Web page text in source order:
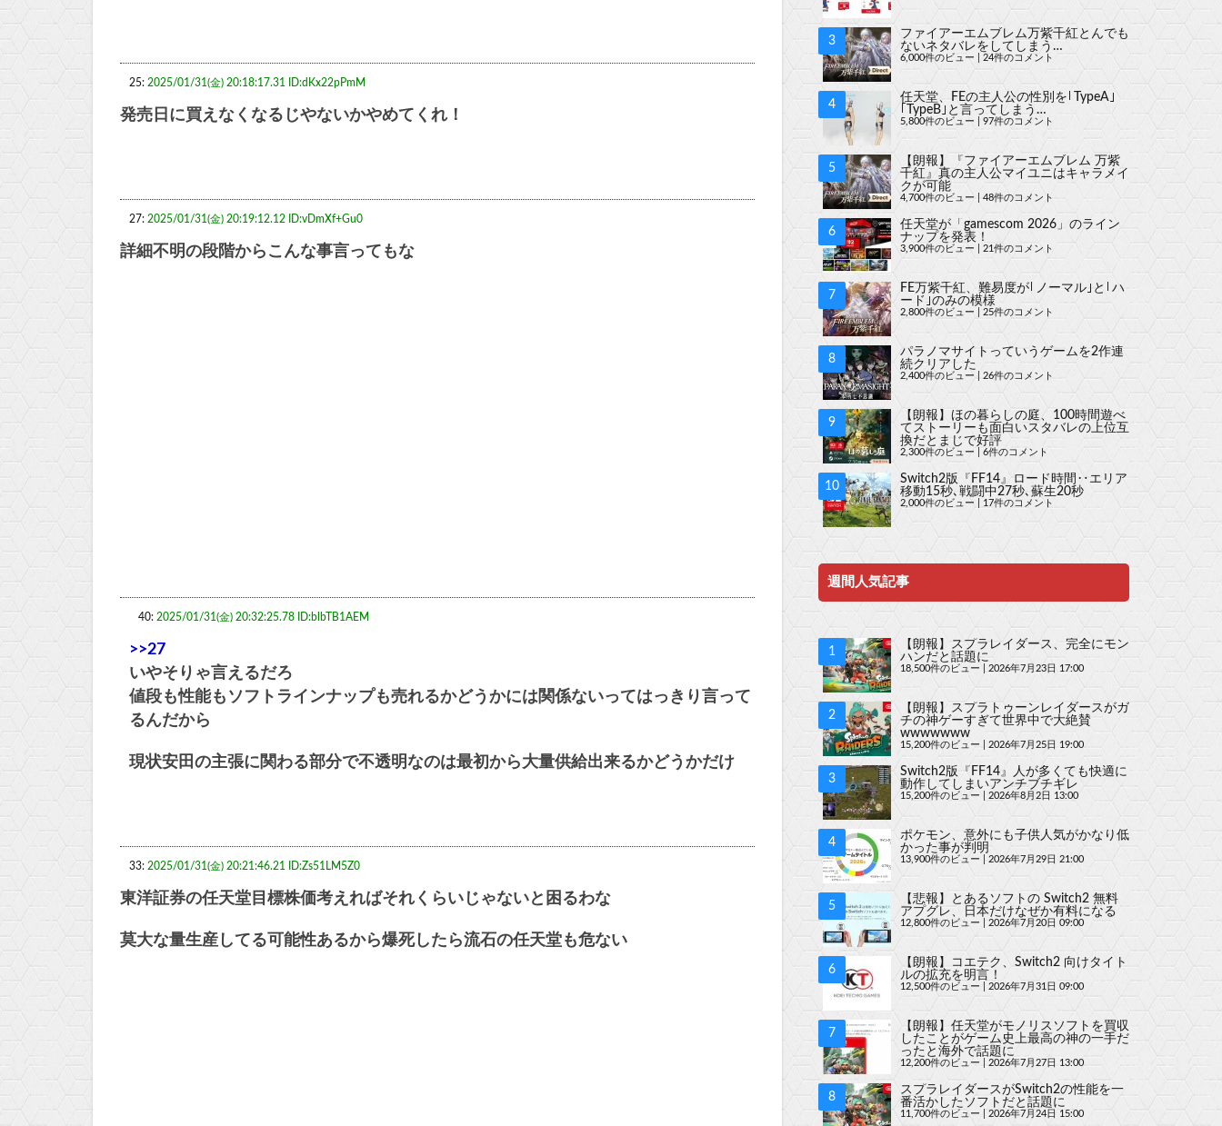
25: 2025/01/31(金) 20:18:17.31 ID:dKx22pPmM
発売日に買えなくなるじやないかやめてくれ！
27: 2025/01/31(金) 20:19:12.12 ID:vDmXf+Gu0
詳細不明の段階からこんな事言ってもな
40: 2025/01/31(金) 20:32:25.78 ID:blbTB1AEM
>>27
いやそりゃ言えるだろ
値段も性能もソフトラインナップも売れるかどうかには関係ないってはっきり言って
るんだから
現状安田の主張に関わる部分で不透明なのは最初から大量供給出来るかどうかだけ
33: 2025/01/31(金) 20:21:46.21 ID:Zs51LM5Z0
東洋証券の任天堂目標株価考えればそれくらいじゃないと困るわな
莫大な量生産してる可能性あるから爆死したら流石の任天堂も危ない
ファイアーエムブレム万紫千紅とんでも
ないネタバレをしてしまう…
6,000件のビュー 24件のコメント
任天堂、FEの主人公の性別を｢TypeA｣
｢TypeB｣と言ってしまう…
5,800件のビュー 97件のコメント
【朗報】『ファイアーエムブレム 万紫
千紅』真の主人公マイユニはキャラメイ
クが可能
4,700件のビュー 48件のコメント
任天堂が「gamescom 2026」のライン
ナップを発表！
3,900件のビュー 21件のコメント
FE万紫千紅、難易度が｢ノーマル｣と｢ハ
ード｣のみの模様
2,800件のビュー 25件のコメント
パラノマサイトっていうゲームを2作連
続クリアした
2,400件のビュー 26件のコメント
【朗報】ほの暮らしの庭、100時間遊べ
てストーリーも面白いスタバレの上位互
換だとまじで好評
2,300件のビュー 6件のコメント
Switch2版『FF14』ロード時間‥エリア
移動15秒､戦闘中27秒､蘇生20秒
2,000件のビュー 17件のコメント
週間人気記事
【朗報】スプラレイダース、完全にモン
ハンだと話題に
18,500件のビュー 2026年7月23日 17:00
【朗報】スプラトゥーンレイダースがガ
チの神ゲーすぎて世界中で大絶賛
wwwwwww
15,200件のビュー 2026年7月25日 19:00
Switch2版『FF14』人が多くても快適に
動作してしまいアンチブチギレ
15,200件のビュー 2026年8月2日 13:00
ポケモン、意外にも子供人気がかなり低
かった事が判明
13,900件のビュー 2026年7月29日 21:00
【悲報】とあるソフトの Switch2 無料
アプグレ、日本だけなぜか有料になる
12,800件のビュー 2026年7月20日 09:00
【朗報】コエテク、Switch2 向けタイト
ルの拡充を明言！
12,500件のビュー 2026年7月31日 09:00
【朗報】任天堂がモノリスソフトを買収
したことがゲーム史上最高の神の一手だ
ったと海外で話題に
12,200件のビュー 2026年7月27日 13:00
スプラレイダースがSwitch2の性能を一
番活かしたソフトだと話題に
11,700件のビュー 2026年7月24日 15:00